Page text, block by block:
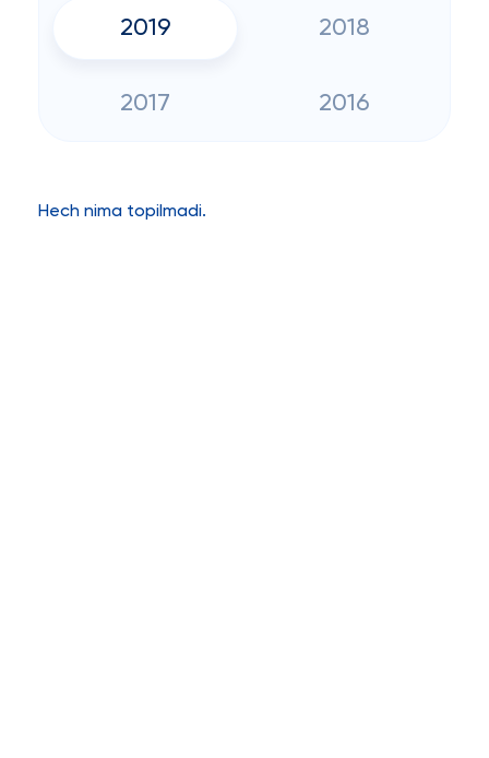
2019 2018
2017 2016
Hech nima topilmadi.